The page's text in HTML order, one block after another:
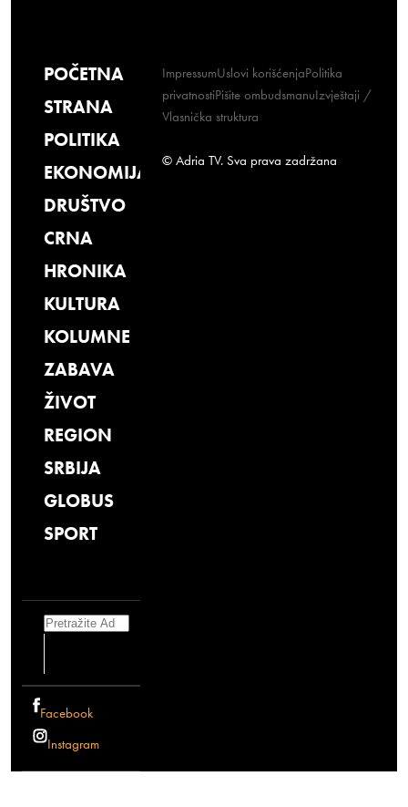
POČETNA
STRANA
POLITIKA
EKONOMIJA
DRUŠTVO
CRNA
HRONIKA
KULTURA
KOLUMNE
ZABAVA
ŽIVOT
REGION
SRBIJA
GLOBUS
SPORT
Search
Facebook
Instagram
ImpressumUslovi korišćenjaPolitika
privatnostiPišite ombudsmanuIzvještaji /
Vlasnička struktura
© Adria TV. Sva prava zadržana